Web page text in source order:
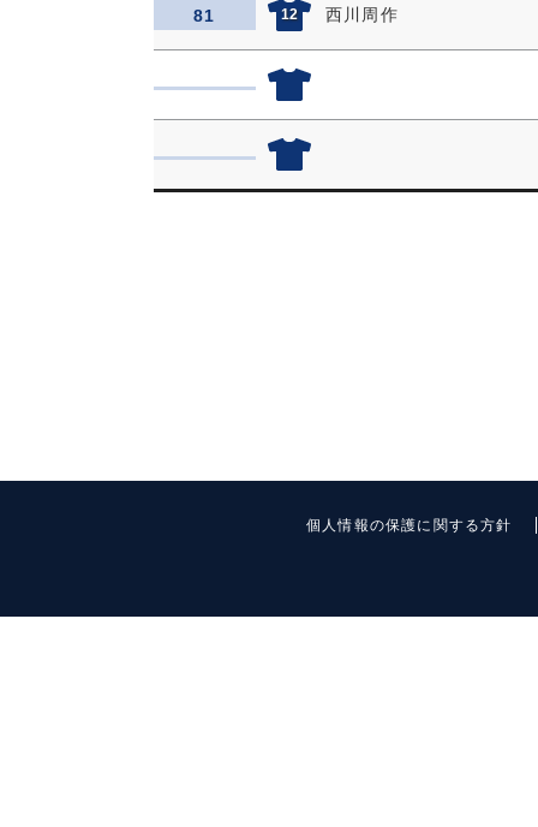
81 12 西川周作
個人情報の保護に関する方針